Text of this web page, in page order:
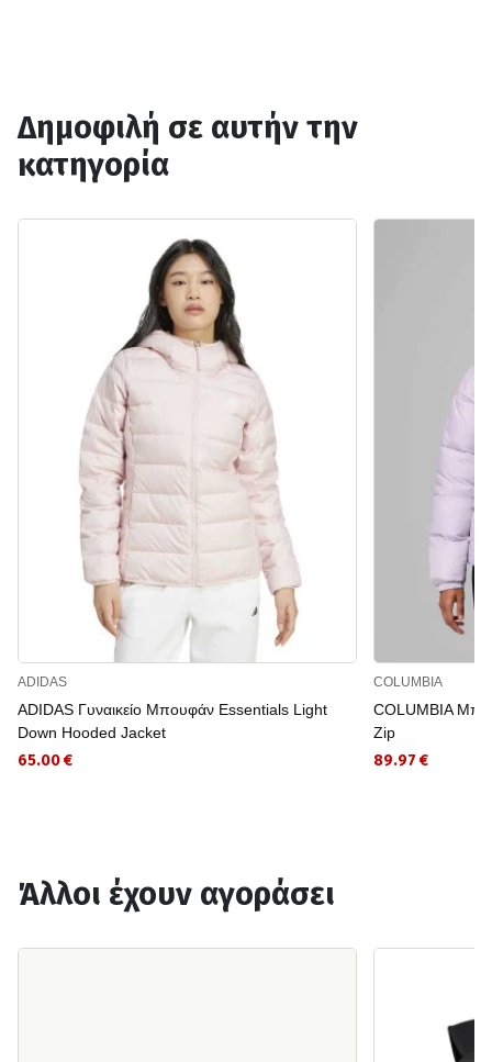
Δημοφιλή σε αυτήν την
κατηγορία
ADIDAS
ADIDAS Γυναικείο Μπουφάν Essentials Light
Down Hooded Jacket
65.00 €
COLUMBIA
COLUMBIA
Zip
89.97 €
Άλλοι έχουν αγοράσει